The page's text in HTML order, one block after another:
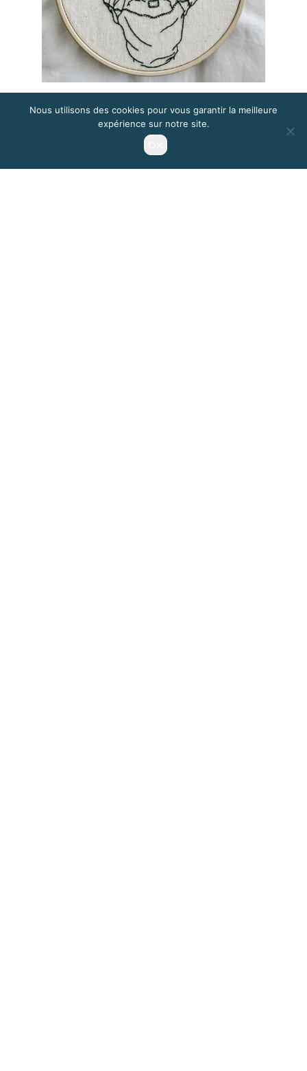
Nous utilisons des cookies pour vous garantir la meilleure
expérience sur notre site.